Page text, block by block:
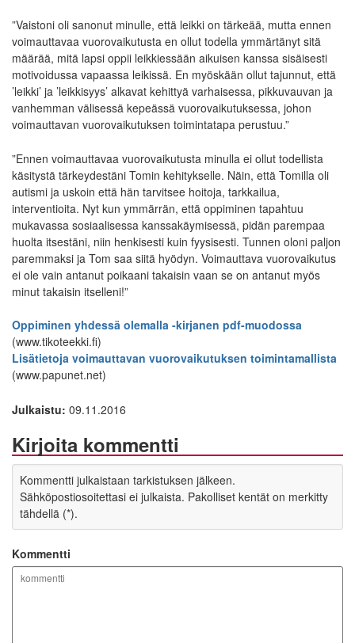
”Vaistoni oli sanonut minulle, että leikki on tärkeää, mutta ennen
voimauttavaa vuorovaikutusta en ollut todella ymmärtänyt sitä
määrää, mitä lapsi oppii leikkiessään aikuisen kanssa sisäisesti
motivoidussa vapaassa leikissä. En myöskään ollut tajunnut, että
’leikki’ ja ’leikkisyys’ alkavat kehittyä varhaisessa, pikkuvauvan ja
vanhemman välisessä kepeässä vuorovaikutuksessa, johon
voimauttavan vuorovaikutuksen toimintatapa perustuu.”
”Ennen voimauttavaa vuorovaikutusta minulla ei ollut todellista
käsitystä tärkeydestäni Tomin kehitykselle. Näin, että Tomilla oli
autismi ja uskoin että hän tarvitsee hoitoja, tarkkailua,
interventioita. Nyt kun ymmärrän, että oppiminen tapahtuu
mukavassa sosiaalisessa kanssakäymisessä, pidän parempaa
huolta itsestäni, niin henkisesti kuin fyysisesti. Tunnen oloni paljon
paremmaksi ja Tom saa siitä hyödyn. Voimauttava vuorovaikutus
ei ole vain antanut poikaani takaisin vaan se on antanut myös
minut takaisin itselleni!”
Oppiminen yhdessä olemalla -kirjanen pdf-muodossa
(www.tikoteekki.fi)
Lisätietoja voimauttavan vuorovaikutuksen toimintamallista
(www.papunet.net)
Julkaistu: 09.11.2016
Kirjoita kommentti
Kommentti julkaistaan tarkistuksen jälkeen.
Sähköpostiosoitettasi ei julkaista. Pakolliset kentät on merkitty
tähdellä (*).
Kommentti